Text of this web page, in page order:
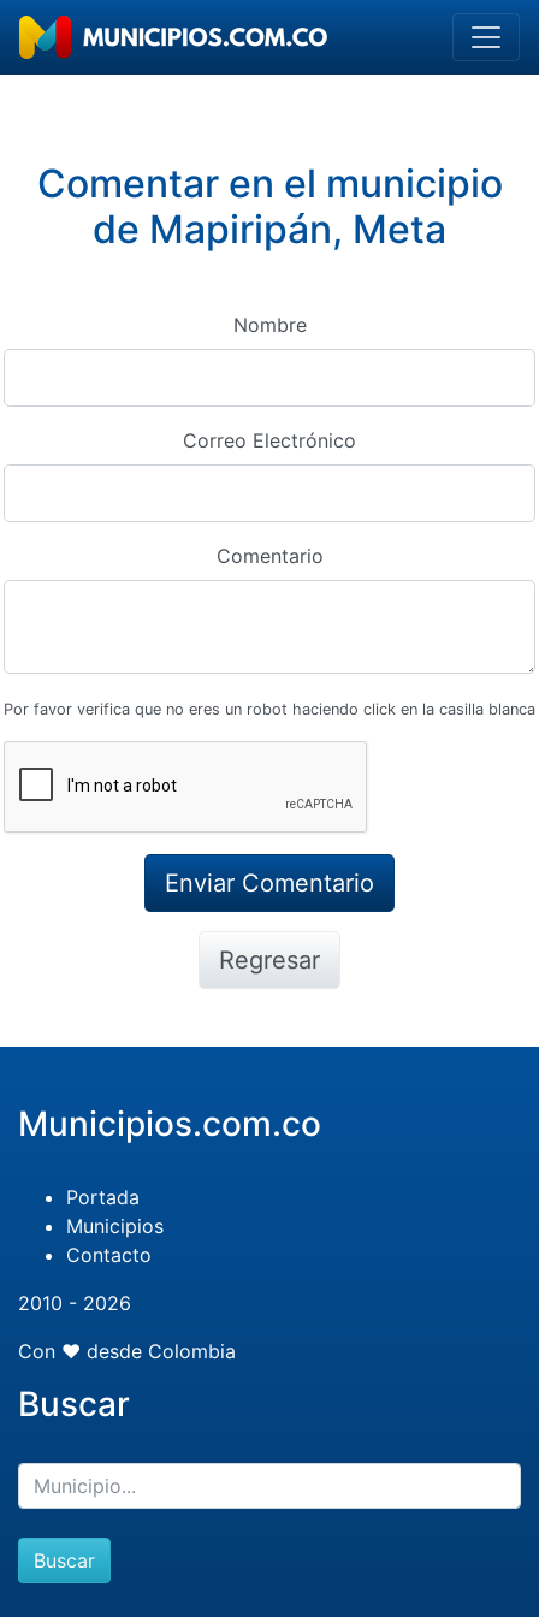
Comentar en el municipio
de Mapiripán, Meta
Nombre
Correo Electrónico
Comentario
Por favor verifica que no eres un robot haciendo click en la casilla blanca
Regresar
Municipios.com.co
Portada
Municipios
Contacto
2010 - 2026
Con ❤️ desde Colombia
Buscar
Buscar